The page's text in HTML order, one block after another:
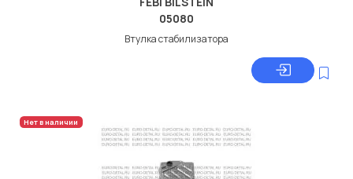
05080
Втулка стабилизатора
Нет в наличии